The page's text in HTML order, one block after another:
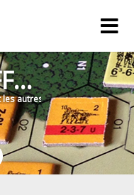
Forum FFL-ASL
les autres !